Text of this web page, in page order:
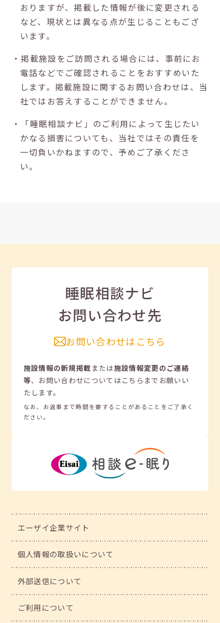
おりますが、掲載した情報が後に変更される
など、現状とは異なる点が生じることもござ
います。
・掲載施設をご訪問される場合には、事前にお
電話などでご確認されることをおすすめいた
します。掲載施設に関するお問い合わせは、当
社ではお答えすることができません。
・「睡眠相談ナビ」のご利用によって生じたい
かなる損害についても、当社ではその責任を
一切負いかねますので、予めご了承くださ
い。
睡眠相談ナビ
お問い合わせ先
お問い合わせはこちら
施設情報の新規掲載または施設情報変更のご連絡
等、 お問い合わせについてはこちらまでお願いい
たします。
なお、お返事まで時間を要することがあることをご了承く
ださい。
エーザイ企業サイト
個人情報の取扱いについて
外部送信について
ご利用について